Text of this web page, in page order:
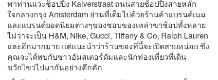
พาท่านแวะช็อปปิ้ง Kalverstraat ถนนสายช้อปปิ้งสายหลัก
ใจกลางกรุง Amsterdam ย่านที่เต็มไปด้วยร้านค้าแบรนด์เนม
และแบรนด์ยอดนิยมต่างๆของชอบของเหล่าขาช้อปทั้งหลาย
ไม่ว่าจะเป็น H&M, Nike, Gucci, Tiffany & Co, Ralph Lauren
และอีกมากมาย แต่แนะนำว่าร้านของที่นี้จะเปิดสายหน่อย ซึ่ง
คุณจะได้พบกับชาวอัมสเตอร์ดัมและนักท่องเที่ยวที่เดิน
ขวักไขว่ไปมากันอย่างคึกคัก